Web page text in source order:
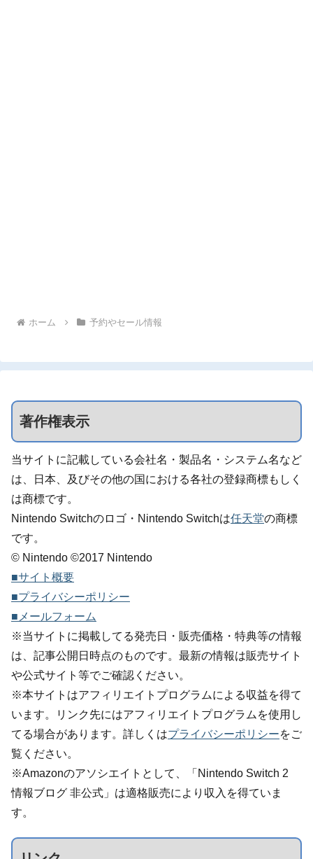
ホーム 予約やセール情報
著作権表示
当サイトに記載している会社名・製品名・システム名など
は、日本、及びその他の国における各社の登録商標もしく
は商標です。
Nintendo Switchのロゴ・Nintendo Switchは任天堂の商標
です。
© Nintendo ©2017 Nintendo
■サイト概要
■プライバシーポリシー
■メールフォーム
※当サイトに掲載してる発売日・販売価格・特典等の情報
は、記事公開日時点のものです。最新の情報は販売サイト
や公式サイト等でご確認ください。
※本サイトはアフィリエイトプログラムによる収益を得て
います。リンク先にはアフィリエイトプログラムを使用し
てる場合があります。詳しくはプライバシーポリシーをご
覧ください。
※Amazonのアソシエイトとして、「Nintendo Switch 2
情報ブログ 非公式」は適格販売により収入を得ていま
す。